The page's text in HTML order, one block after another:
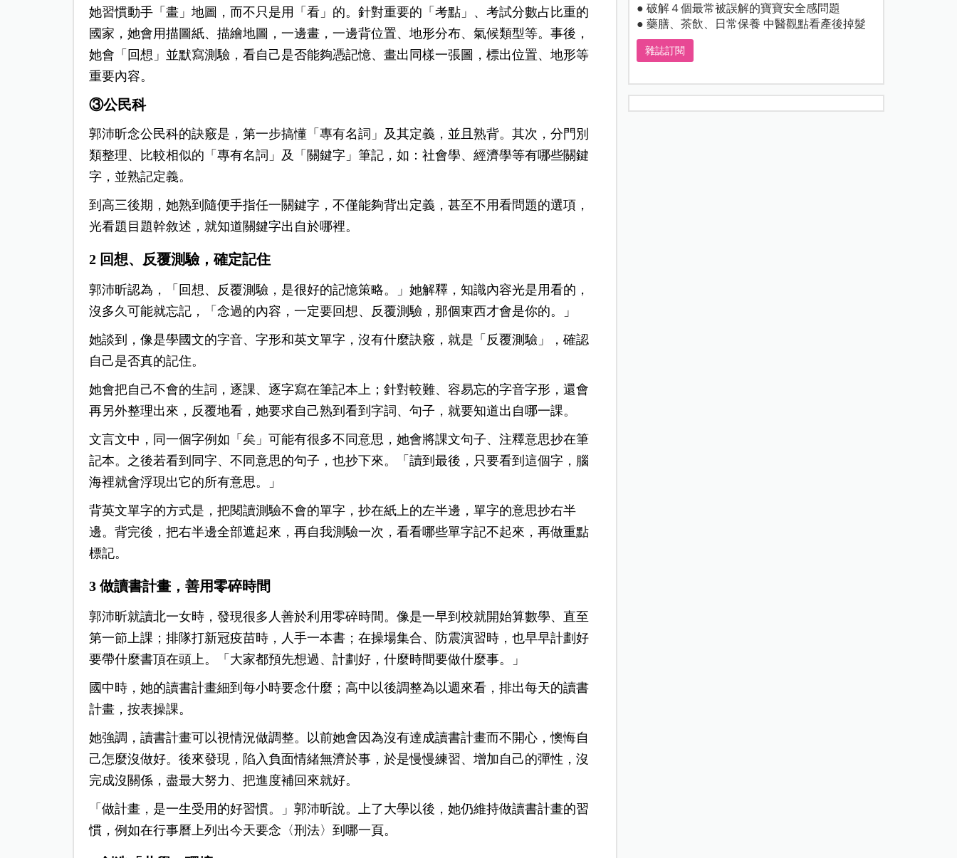
她習慣動手「畫」地圖，而不只是用「看」的。針對重要的「考點」、考試分數占比重的
國家，她會用描圖紙、描繪地圖，一邊畫，一邊背位置、地形分布、氣候類型等。事後，
她會「回想」並默寫測驗，看自己是否能夠憑記憶、畫出同樣一張圖，標出位置、地形等
重要內容。
③公民科
郭沛昕念公民科的訣竅是，第一步搞懂「專有名詞」及其定義，並且熟背。其次，分門別
類整理、比較相似的「專有名詞」及「關鍵字」筆記，如：社會學、經濟學等有哪些關鍵
字，並熟記定義。
到高三後期，她熟到隨便手指任一關鍵字，不僅能夠背出定義，甚至不用看問題的選項，
光看題目題幹敘述，就知道關鍵字出自於哪裡。
2 回想、反覆測驗，確定記住
郭沛昕認為，「回想、反覆測驗，是很好的記憶策略。」她解釋，知識內容光是用看的，
沒多久可能就忘記，「念過的內容，一定要回想、反覆測驗，那個東西才會是你的。」
她談到，像是學國文的字音、字形和英文單字，沒有什麼訣竅，就是「反覆測驗」，確認
自己是否真的記住。
她會把自己不會的生詞，逐課、逐字寫在筆記本上；針對較難、容易忘的字音字形，還會
再另外整理出來，反覆地看，她要求自己熟到看到字詞、句子，就要知道出自哪一課。
文言文中，同一個字例如「矣」可能有很多不同意思，她會將課文句子、注釋意思抄在筆
記本。之後若看到同字、不同意思的句子，也抄下來。「讀到最後，只要看到這個字，腦
海裡就會浮現出它的所有意思。」
背英文單字的方式是，把閱讀測驗不會的單字，抄在紙上的左半邊，單字的意思抄右半
邊。背完後，把右半邊全部遮起來，再自我測驗一次，看看哪些單字記不起來，再做重點
標記。
3 做讀書計畫，善用零碎時間
郭沛昕就讀北一女時，發現很多人善於利用零碎時間。像是一早到校就開始算數學、直至
第一節上課；排隊打新冠疫苗時，人手一本書；在操場集合、防震演習時，也早早計劃好
要帶什麼書頂在頭上。「大家都預先想過、計劃好，什麼時間要做什麼事。」
國中時，她的讀書計畫細到每小時要念什麼；高中以後調整為以週來看，排出每天的讀書
計畫，按表操課。
她強調，讀書計畫可以視情況做調整。以前她會因為沒有達成讀書計畫而不開心，懊悔自
己怎麼沒做好。後來發現，陷入負面情緒無濟於事，於是慢慢練習、增加自己的彈性，沒
完成沒關係，盡最大努力、把進度補回來就好。
「做計畫，是一生受用的好習慣。」郭沛昕說。上了大學以後，她仍維持做讀書計畫的習
慣，例如在行事曆上列出今天要念〈刑法〉到哪一頁。
● 破解４個最常被誤解的寶寶安全感問題
● 藥膳、茶飲、日常保養 中醫觀點看產後掉髮
雜誌訂閱